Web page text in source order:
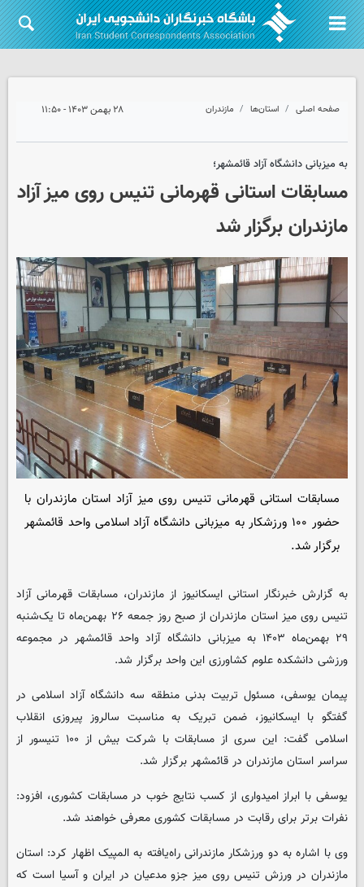
صفحه اصلی استان‌ها مازندران ۲۸ بهمن ۱۴۰۳ - ۱۱:۵۰
به میزبانی دانشگاه آزاد قائمشهر؛
مسابقات استانی قهرمانی تنیس روی میز آزاد
مازندران برگزار شد
مسابقات استانی قهرمانی تنیس روی میز آزاد استان مازندران با
حضور ۱۰۰ ورزشکار به میزبانی دانشگاه آزاد اسلامی واحد قائمشهر
برگزار شد.
به گزارش خبرنگار استانی ایسکانیوز از مازندران، مسابقات قهرمانی آزاد
تنیس روی میز استان مازندران از صبح روز جمعه ۲۶ بهمن‌ماه تا یک‌شنبه
۲۹ بهمن‌ماه ۱۴۰۳ به میزبانی دانشگاه آزاد واحد قائمشهر در مجموعه
ورزشی دانشکده علوم کشاورزی این واحد برگزار شد.
پیمان یوسفی، مسئول تربیت بدنی منطقه سه دانشگاه آزاد اسلامی در
گفتگو با ایسکانیوز، ضمن تبریک به مناسبت سالروز پیروزی انقلاب
اسلامی گفت: این سری از مسابقات با شرکت بیش از ۱۰۰ تنیسور از
سراسر استان مازندران در قائمشهر برگزار شد.
یوسفی با ابراز امیدواری از کسب نتایج خوب در مسابقات کشوری، افزود:
نفرات برتر برای رقابت در مسابقات کشوری معرفی خواهند شد.
وی با اشاره به دو ورزشکار مازندرانی راه‌یافته به المپیک اظهار کرد: استان
مازندران در ورزش تنیس روی میز جزو مدعیان در ایران و آسیا است که